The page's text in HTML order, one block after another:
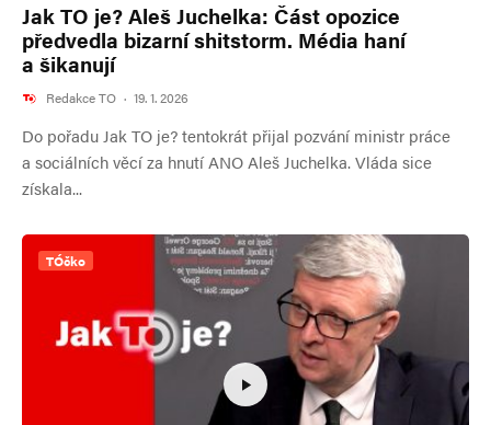
Jak TO je? Aleš Juchelka: Část opozice
předvedla bizarní shitstorm. Média haní
a šikanují
Redakce TO · 19. 1. 2026
Do pořadu Jak TO je? tentokrát přijal pozvání ministr práce
a sociálních věcí za hnutí ANO Aleš Juchelka. Vláda sice
získala...
TÓčko